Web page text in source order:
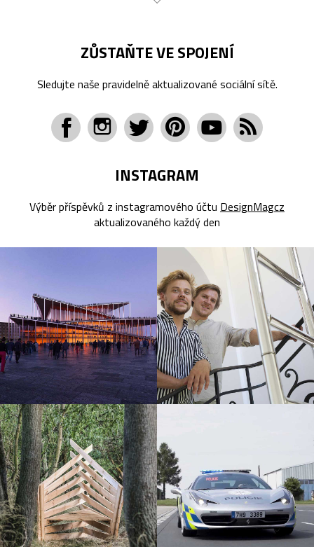
ZŮSTAŇTE VE SPOJENÍ
Sledujte naše pravidelně aktualizované sociální sítě.
INSTAGRAM
Výběr příspěvků z instagramového účtu DesignMagcz
aktualizovaného každý den